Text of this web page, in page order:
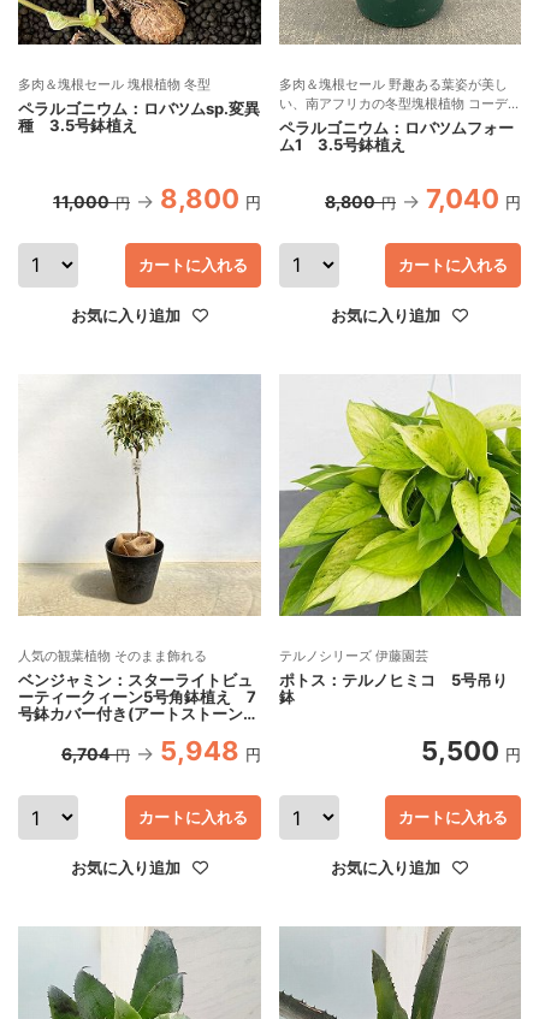
多肉＆塊根セール 塊根植物 冬型
ペラルゴニウム：ロバツムsp.変異
種 3.5号鉢植え
11,000 円 8,800 円
カートに入れる
お気に入り追加
多肉＆塊根セール 野趣ある葉姿が美し
い、南アフリカの冬型塊根植物 コーデッ
クス
ペラルゴニウム：ロバツムフォー
ム1 3.5号鉢植え
8,800 円 7,040 円
カートに入れる
お気に入り追加
人気の観葉植物 そのまま飾れる
ベンジャミン：スターライトビュ
ーティークィーン5号角鉢植え 7
号鉢カバー付き(アートストーン
6,704 円 5,948 円
カートに入れる
お気に入り追加
テルノシリーズ 伊藤園芸
ポトス：テルノヒミコ 5号吊り
鉢
5,500 円
カートに入れる
お気に入り追加